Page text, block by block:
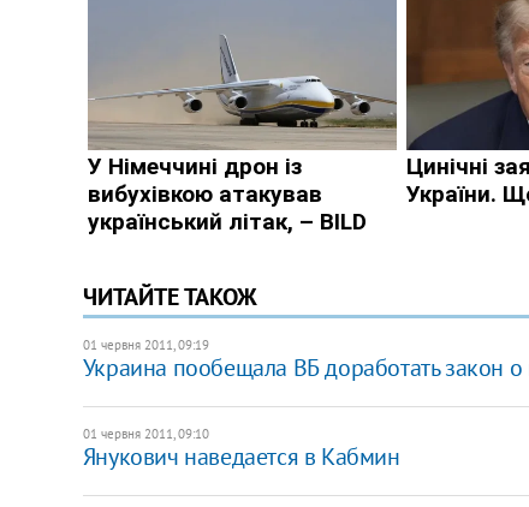
ЧИТАЙТЕ ТАКОЖ
01 червня 2011, 09:19
Украина пообещала ВБ доработать закон о
01 червня 2011, 09:10
Янукович наведается в Кабмин